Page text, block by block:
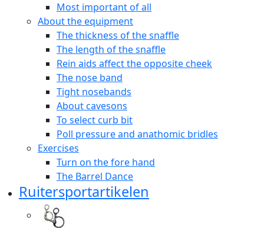
Most important of all
About the equipment
The thickness of the snaffle
The length of the snaffle
Rein aids affect the opposite cheek
The nose band
Tight nosebands
About cavesons
To select curb bit
Poll pressure and anathomic bridles
Exercises
Turn on the fore hand
The Barrel Dance
Ruitersportartikelen